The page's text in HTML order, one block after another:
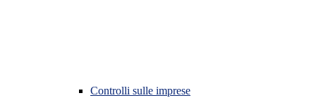
Controlli sulle imprese